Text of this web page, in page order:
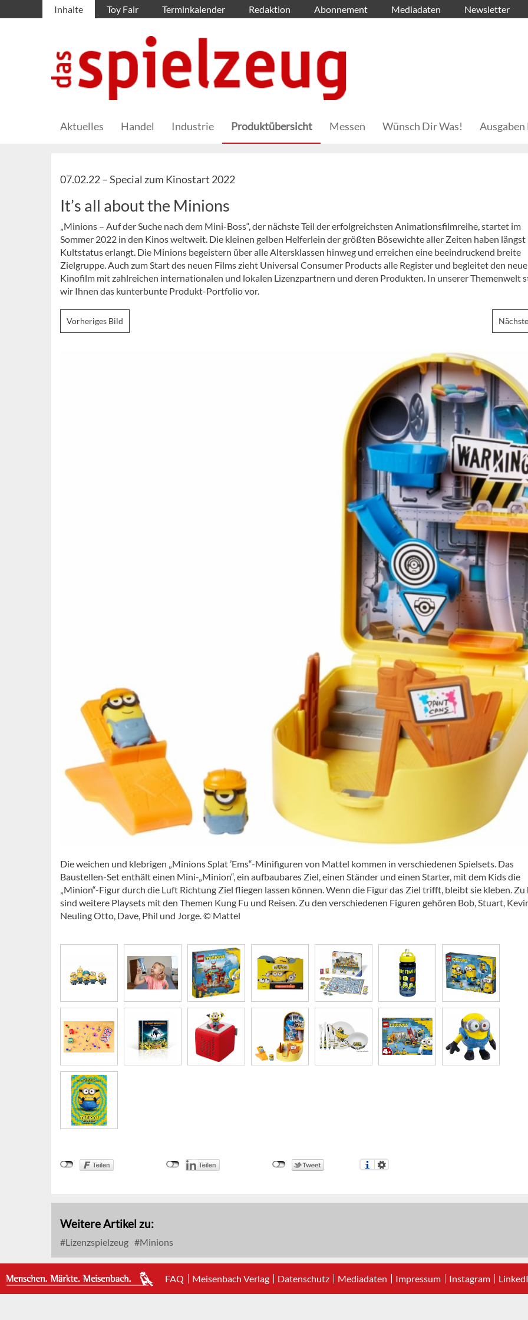
Inhalte Toy Fair Terminkalender Redaktion Abonnement Mediadaten Newsletter
Aktuelles Handel Industrie Produktübersicht Messen Wünsch Dir Was!
07.02.22 –Special zum Kinostart 2022
It’s all about the Minions
„Minions – Auf der Suche nach dem Mini-Boss“, der nächste Teil der erfolgreichsten Animationsfilmreihe, startet im
Sommer 2022 in den Kinos weltweit. Die kleinen gelben Helferlein der größten Bösewichte aller Zeiten haben längst
Kultstatus erlangt. Die Minions begeistern über alle Altersklassen hinweg und erreichen eine beeindruckend breite
Zielgruppe. Auch zum Start des neuen Films zieht Universal Consumer Products alle Register und begleitet den
Kinofilm mit zahlreichen internationalen und lokalen Lizenzpartnern und deren Produkten. In unserer Themenwelt
wir Ihnen das kunterbunte Produkt-Portfolio vor.
Vorheriges Bild
Die weichen und klebrigen „Minions Splat ’Ems“-Minifiguren von Mattel kommen in verschiedenen Spielsets. Das
Baustellen-Set enthält einen Mini-„Minion“, ein aufbaubares Ziel, einen Ständer und einen Starter, mit dem Kids die
„Minion“-Figur durch die Luft Richtung Ziel fliegen lassen können. Wenn die Figur das Ziel trifft, bleibt sie kleben. Zu
sind weitere Playsets mit den Themen Kung Fu und Reisen. Zu den verschiedenen Figuren gehören Bob, Stuart,
Neuling Otto, Dave, Phil und Jorge. © Mattel
Weitere Artikel zu:
Lizenzspielzeug Minions
FAQ Meisenbach Verlag Datenschutz Mediadaten Impressum Instagram